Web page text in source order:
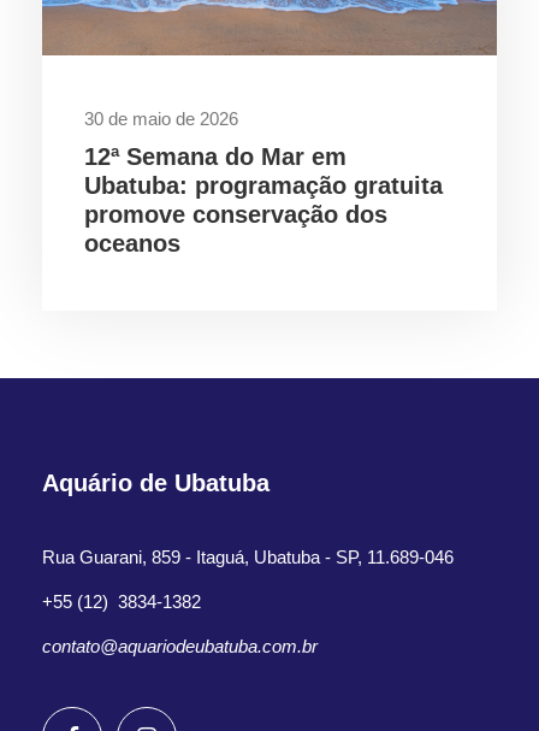
30 de maio de 2026
12ª Semana do Mar em
Ubatuba: programação gratuita
promove conservação dos
oceanos
Aquário de Ubatuba
Rua Guarani, 859 - Itaguá, Ubatuba - SP, 11.689-046
+55 (12) 3834-1382
contato@aquariodeubatuba.com.br